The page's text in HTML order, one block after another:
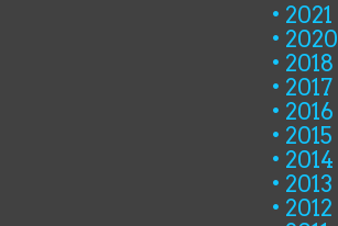
2021
2020
2018
2017
2016
2015
2014
2013
2012